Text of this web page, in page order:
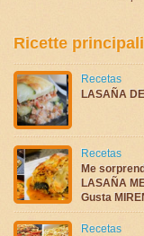
Ricette principali
Recetas
LASAÑA
Recetas
Me
LASAÑA
Gusta
Recetas